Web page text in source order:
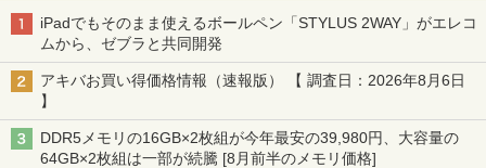
iPadでもそのまま使えるボールペン「STYLUS 2WAY」がエレコ
ムから、ゼブラと共同開発
アキバお買い得価格情報（速報版） 【 調査日：2026年8月6日
】
DDR5メモリの16GB×2枚組が今年最安の39,980円、大容量の
64GB×2枚組は一部が続騰 [8月前半のメモリ価格]